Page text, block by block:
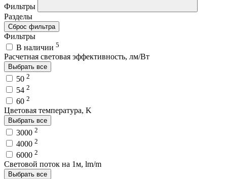
Фильтры
Разделы
Сброс фильтра
Фильтры
В наличии 5
Расчетная световая эффективность, лм/Вт
Выбрать все
50 2
54 2
60 2
Цветовая температура, K
Выбрать все
3000 2
4000 2
6000 2
Световой поток на 1м, lm/m
Выбрать все